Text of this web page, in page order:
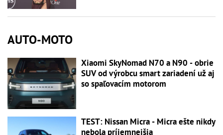
AUTO-MOTO
Xiaomi SkyNomad N70 a N90 - obrie
SUV od výrobcu smart zariadení už aj
so spaľovacím motorom
TEST: Nissan Micra - Micra ešte nikdy
nebola príjemnejšia